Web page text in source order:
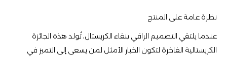
نظرة عامة على المنتج
عندما يلتقي التصميم الراقي بنقاء الكريستال، تُولد هذه الجائزة
الكريستالية الفاخرة لتكون الخيار الأمثل لمن يسعى إلى التميز في